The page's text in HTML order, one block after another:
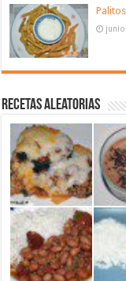
Recetas aleatorias